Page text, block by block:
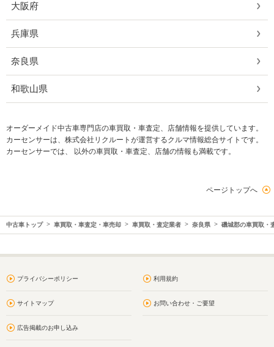
大阪府
兵庫県
奈良県
和歌山県
オーダーメイド中古車専門店の車買取・車査定、店舗情報を提供しています。
カーセンサーは、株式会社リクルートが運営するクルマ情報総合サイトです。
カーセンサーでは、 以外の車買取・車査定、店舗の情報も満載です。
ページトップへ
中古車トップ 車買取・車査定・車売却 車買取・査定業者 奈良県 磯城郡の車買取・
プライバシーポリシー 利用規約
サイトマップ お問い合わせ・ご要望
広告掲載のお申し込み